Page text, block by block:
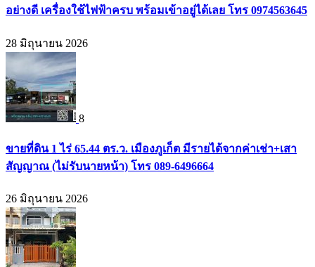
อย่างดี เครื่องใช้ไฟฟ้าครบ พร้อมเข้าอยู่ได้เลย โทร 0974563645
28 มิถุนายน 2026
8
ขายที่ดิน 1 ไร่ 65.44 ตร.ว. เมืองภูเก็ต มีรายได้จากค่าเช่า+เสา
สัญญาณ (ไม่รับนายหน้า) โทร 089-6496664
26 มิถุนายน 2026